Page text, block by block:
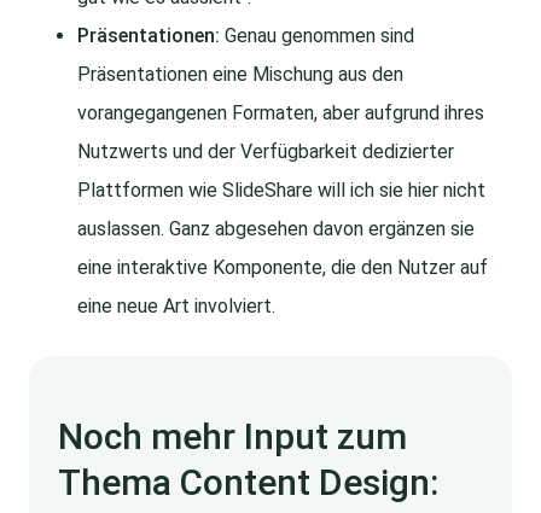
Präsentationen: Genau genommen sind
Präsentationen eine Mischung aus den
vorangegangenen Formaten, aber aufgrund ihres
Nutzwerts und der Verfügbarkeit dedizierter
Plattformen wie SlideShare will ich sie hier nicht
auslassen. Ganz abgesehen davon ergänzen sie
eine interaktive Komponente, die den Nutzer auf
eine neue Art involviert.
Noch mehr Input zum
Thema Content Design: